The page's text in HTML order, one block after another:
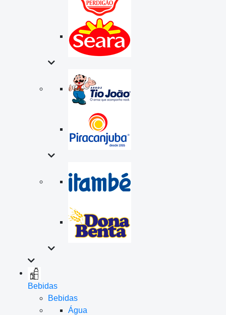
Bebidas
Bebidas
Água